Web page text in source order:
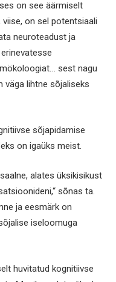
on see äärmiselt
viise, on sel potentsiaali
neuroteadust ja
sest nagu
väga lihtne sõjaliseks
sõjapidamise
on igaüks meist.
alates üksikisikust
sõnas ta.
ja eesmärk on
iseloomuga
huvitatud kognitiivse